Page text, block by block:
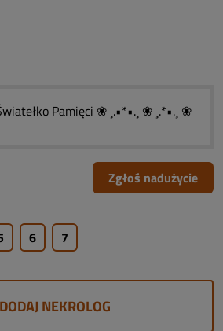
Pamięci ❀ ¸.•*•.¸ ❀ ¸.*•.¸ ❀
Zgłoś nadużycie
6 7
NEKROLOG